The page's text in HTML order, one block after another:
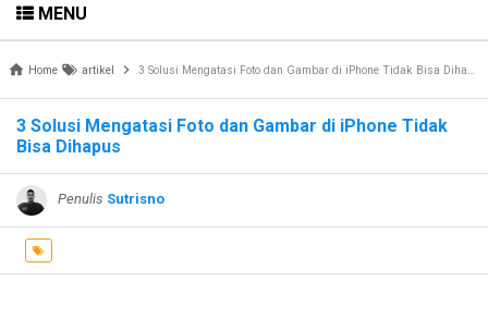
MENU
Home artikel 3 Solusi Mengatasi Foto dan Gambar di iPhone Tidak Bisa Dihapus
3 Solusi Mengatasi Foto dan Gambar di iPhone Tidak
Bisa Dihapus
Penulis Sutrisno